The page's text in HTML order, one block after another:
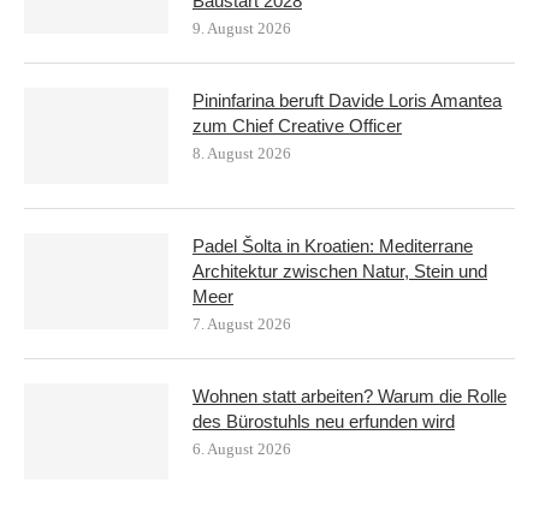
9. August 2026
Pininfarina beruft Davide Loris Amantea
zum Chief Creative Officer
8. August 2026
Padel Šolta in Kroatien: Mediterrane
Architektur zwischen Natur, Stein und
Meer
7. August 2026
Wohnen statt arbeiten? Warum die Rolle
des Bürostuhls neu erfunden wird
6. August 2026